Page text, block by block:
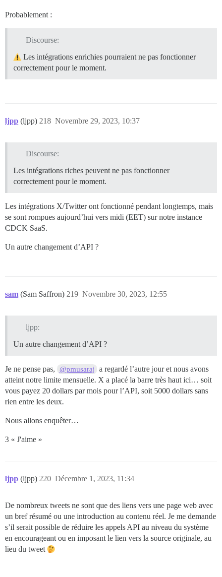
Probablement :
Discourse:
Les intégrations enrichies pourraient ne pas fonctionner
correctement pour le moment.
ljpp (ljpp) Novembre 29, 2023, 10:37
218
Discourse:
Les intégrations riches peuvent ne pas fonctionner
correctement pour le moment.
Les intégrations X/Twitter ont fonctionné pendant longtemps, mais
se sont rompues aujourd’hui vers midi (EET) sur notre instance
CDCK SaaS.
Un autre changement d’API ?
sam (Sam Saffron) Novembre 30, 2023, 12:55
219
ljpp:
Un autre changement d’API ?
Je ne pense pas, @pmusaraj
a regardé l’autre jour et nous avons
atteint notre limite mensuelle. X a placé la barre très haut ici… soit
vous payez 20 dollars par mois pour l’API, soit 5000 dollars sans
rien entre les deux.
Nous allons enquêter…
3 « J'aime »
ljpp (ljpp) Décembre 1, 2023, 11:34
220
De nombreux tweets ne sont que des liens vers une page web avec
un bref résumé ou une introduction au contenu réel. Je me demande
s’il serait possible de réduire les appels API au niveau du système
en encourageant ou en imposant le lien vers la source originale, au
lieu du tweet